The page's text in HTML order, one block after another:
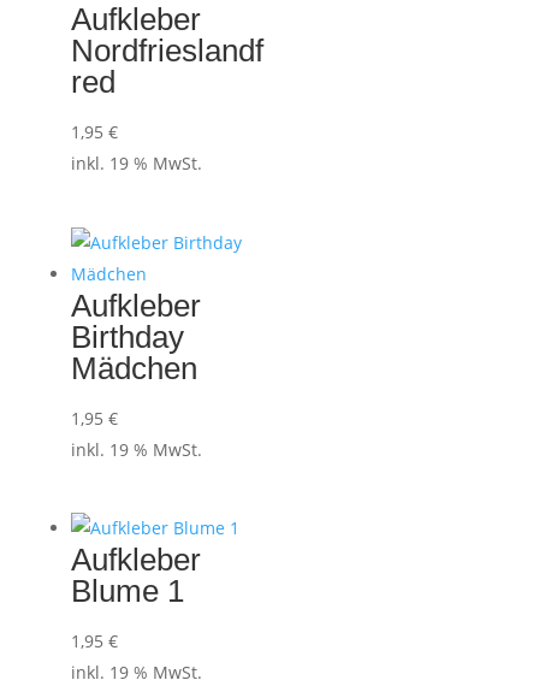
Aufkleber
Nordfrieslandf
red
1,95 €
inkl. 19 % MwSt.
Aufkleber
Birthday
Mädchen
1,95 €
inkl. 19 % MwSt.
Aufkleber
Blume 1
1,95 €
inkl. 19 % MwSt.